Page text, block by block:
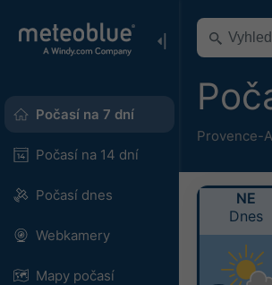
Počasí na 7 dní
Počasí na 14 dní
Počasí dnes
Webkamery
Mapy počasí
Provence-
NE
Dnes